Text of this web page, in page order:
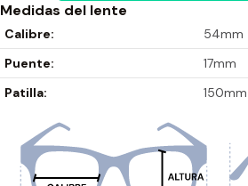
Medidas del lente
Calibre:
54mm
Puente:
17mm
Patilla:
150mm